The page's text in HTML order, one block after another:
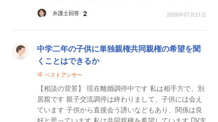
し...
弁護士回答 2 2026年07月21日
中学二年の子供に単独親権共同親権の希望を聞
くことはできるか
ベストアンサー
【相談の背景】 現在離婚調停中です 私は相手方で、別
居親です 親子交流調停は終わりまして、子供には会え
ています 子供から直接会う誘いなどもあり、関係は良
好と思っています 私は共同親権を希望しています DV支